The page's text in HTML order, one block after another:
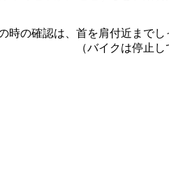
の確認は、首を肩付近までし
は停止していますか